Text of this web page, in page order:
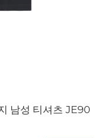
남성 티셔츠 JE90